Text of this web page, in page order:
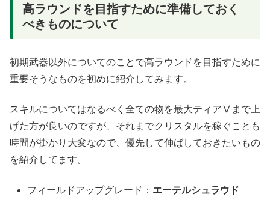
高ラウンドを目指すために準備しておく
べきものについて
初期武器以外についてのことで高ラウンドを目指すために
重要そうなものを初めに紹介してみます。
スキルについてはなるべく全ての物を最大ティアⅤまで上
げた方が良いのですが、それまでクリスタルを稼ぐことも
時間が掛かり大変なので、優先して伸ばしておきたいもの
を紹介してます。
フィールドアップグレード： エーテルシュラウド